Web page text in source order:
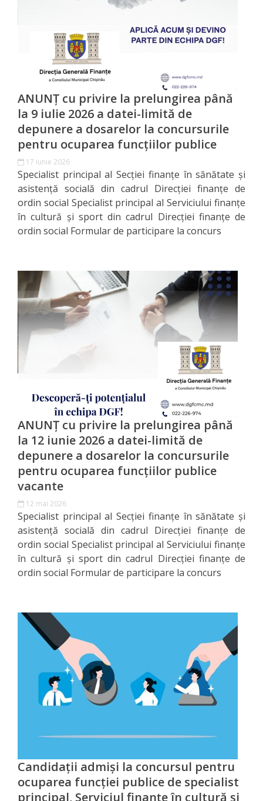
admiși
la
concurs
Lista
candidaților
care
au
promovat
proba
scrisă
Lista
candidaților
admiși
la
candidaților
care
au
promovat
concursul
Condițiile
de
bază
participa
la
concurs
Documente
Voluntariat
ANUNȚ cu privire la prelungirea până
la 9 iulie 2026 a datei-limită de
depunere a dosarelor la concursurile
pentru ocuparea funcțiilor publice
17 iunie 2026
Specialist principal al Secției finanțe în sănătate și
asistență socială din cadrul Direcției finanțe de
ordin social Specialist principal al Serviciului finanțe
în cultură și sport din cadrul Direcției finanțe de
ordin social Formular de participare la concurs
ANUNȚ cu privire la prelungirea până
la 12 iunie 2026 a datei-limită de
depunere a dosarelor la concursurile
pentru ocuparea funcțiilor publice
vacante
12 mai 2026
Specialist principal al Secției finanțe în sănătate și
asistență socială din cadrul Direcției finanțe de
ordin social Specialist principal al Serviciului finanțe
în cultură și sport din cadrul Direcției finanțe de
ordin social Formular de participare la concurs
Candidații admiși la concursul pentru
ocuparea funcției publice de specialist
principal, Serviciul finanțe în cultură și